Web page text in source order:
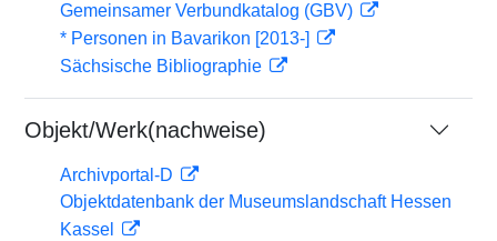
Gemeinsamer Verbundkatalog (GBV)
* Personen in Bavarikon [2013-]
Sächsische Bibliographie
Objekt/Werk(nachweise)
Archivportal-D
Objektdatenbank der Museumslandschaft Hessen
Kassel